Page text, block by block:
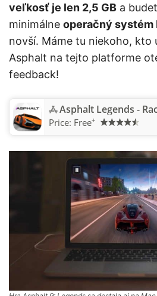
veľkosť je len 2,5 GB a
minimálne operačný systém
novší. Máme tu niekoho, kto
Asphalt na tejto platforme
feedback!
Asphalt Legends -
Price: Free+